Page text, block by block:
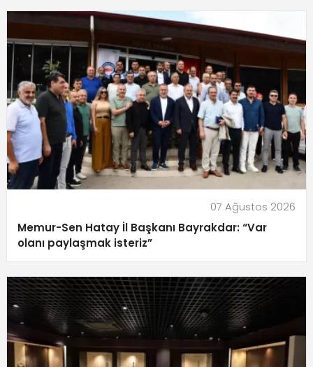
07 Ağustos 2026
Memur-Sen Hatay İl Başkanı Bayrakdar: “Var
olanı paylaşmak isteriz”